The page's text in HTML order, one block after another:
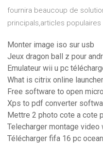
fournira beaucoup de
principals,articles populaires
Monter image iso sur usb
Jeux dragon ball z pour
Emulateur wii u pc
What is citrix online
Free software to open
Xps to pdf converter
Mettre 2 photo cote a cote
Telecharger montage video
Télécharger fifa 16 pc